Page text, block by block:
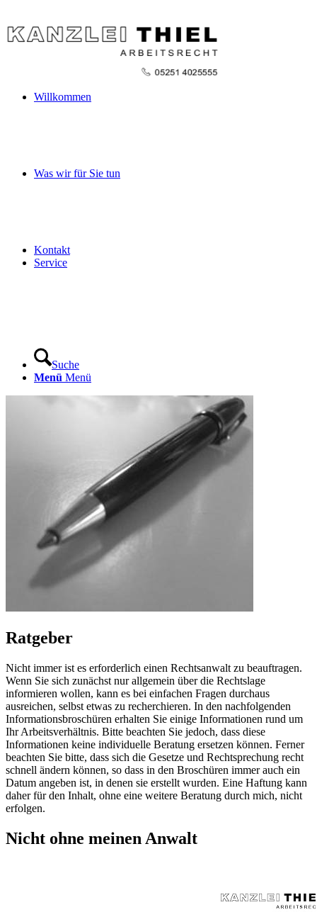
Willkommen
Was wir für Sie tun
Kontakt
Service
Suche
Menü Menü
Ratgeber
Nicht immer ist es erforderlich einen Rechtsanwalt zu beauftragen.
Wenn Sie sich zunächst nur allgemein über die Rechtslage
informieren wollen, kann es bei einfachen Fragen durchaus
ausreichen, selbst etwas zu recherchieren. In den nachfolgenden
Informationsbroschüren erhalten Sie einige Informationen rund um
Ihr Arbeitsverhältnis. Bitte beachten Sie jedoch, dass diese
Informationen keine individuelle Beratung ersetzen können. Ferner
beachten Sie bitte, dass sich die Gesetze und Rechtsprechung recht
schnell ändern können, so dass in den Broschüren immer auch ein
Datum angeben ist, in denen sie erstellt wurden. Eine Haftung kann
daher für den Inhalt, ohne eine weitere Beratung durch mich, nicht
erfolgen.
Nicht ohne meinen Anwalt